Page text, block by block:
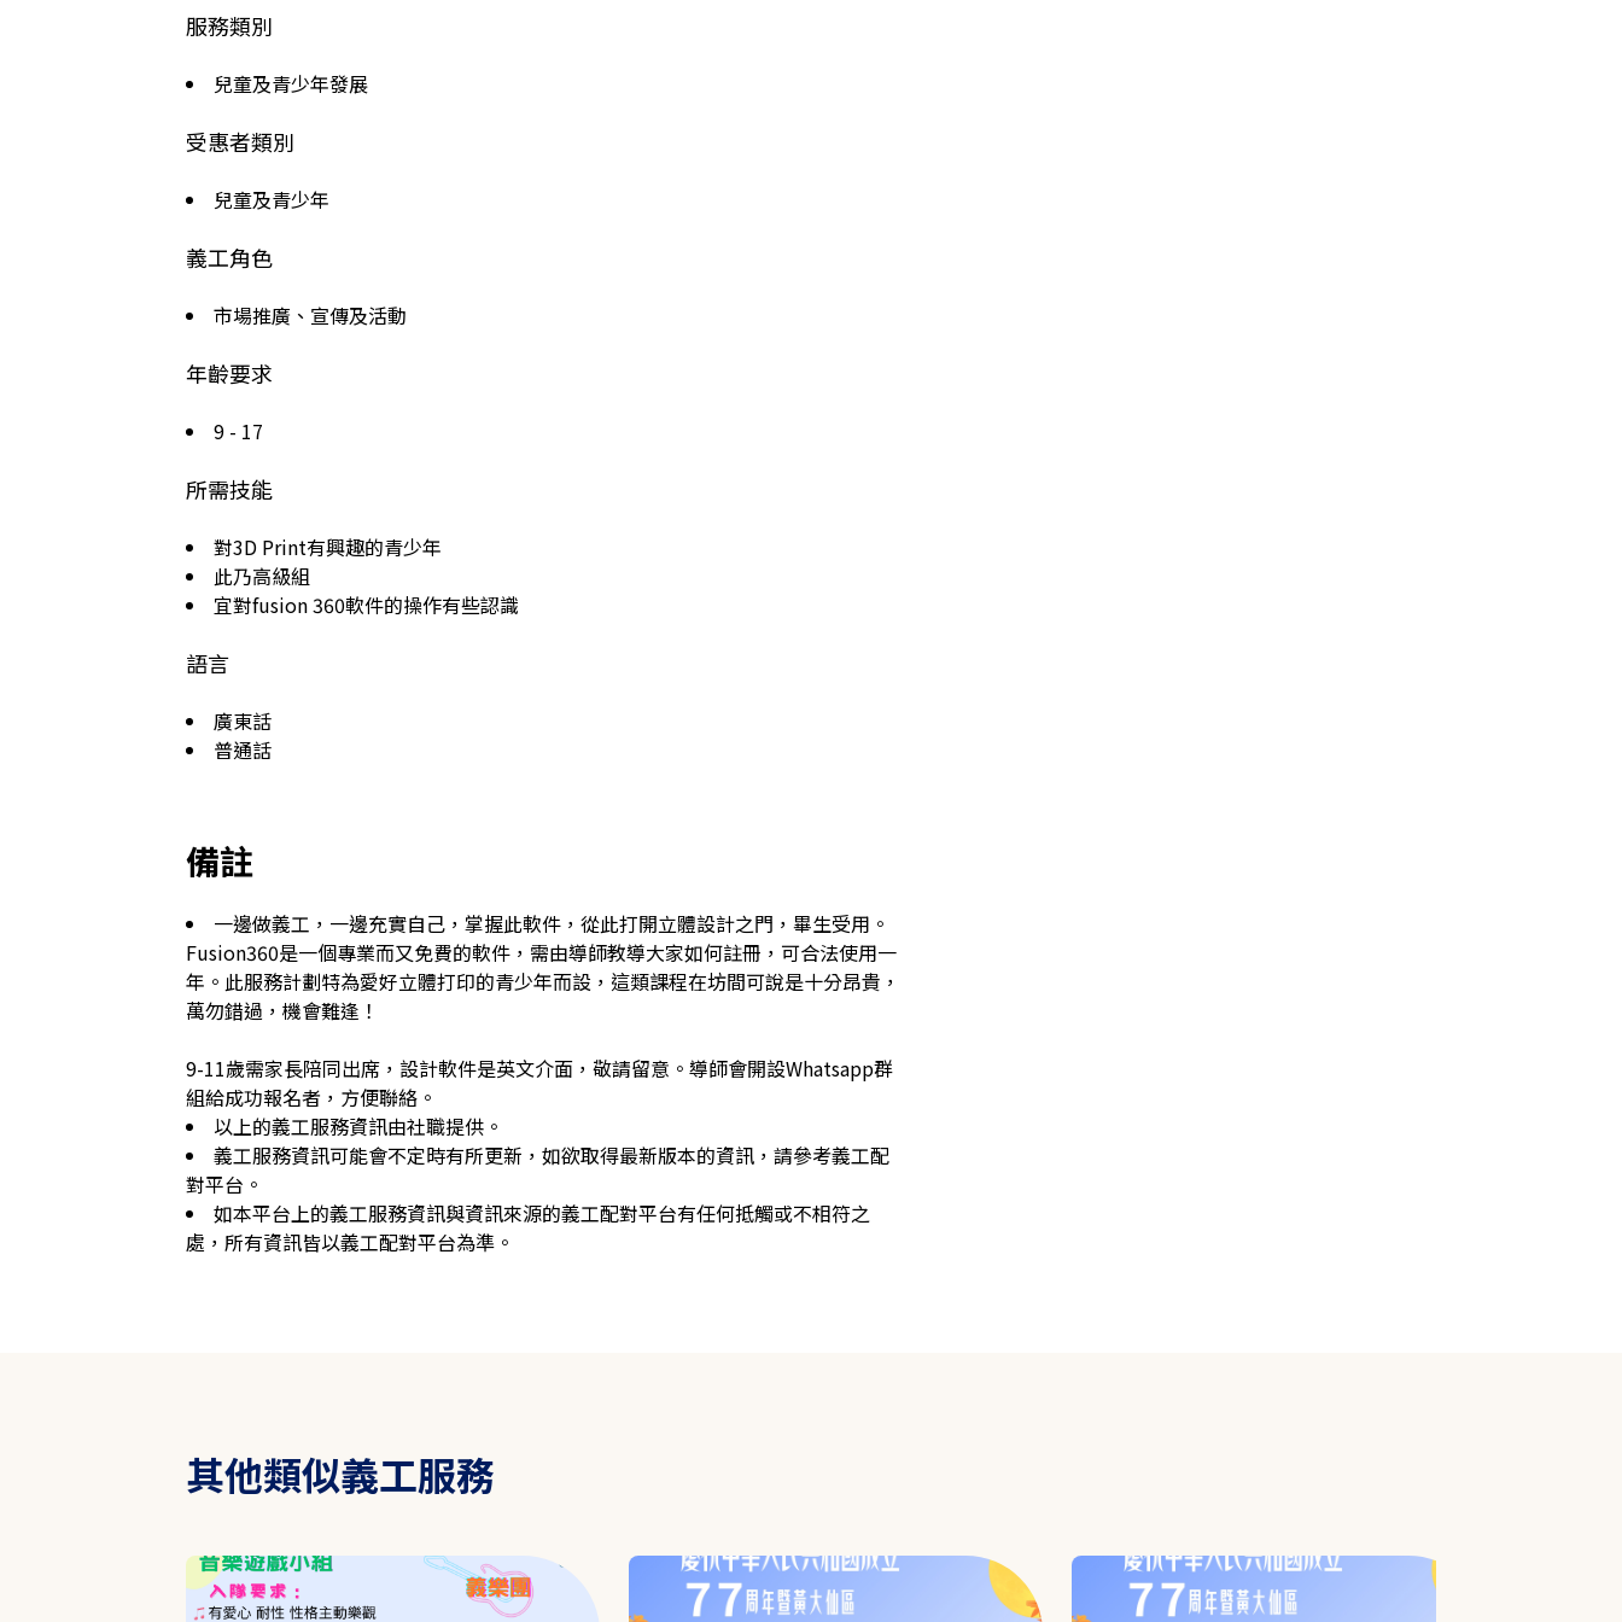
服務類別
兒童及青少年發展
受惠者類別
兒童及青少年
義工角色
市場推廣、宣傳及活動
年齡要求
9 - 17
所需技能
對3D Print有興趣的青少年
此乃高級組
宜對fusion 360軟件的操作有些認識
語言
廣東話
普通話
備註
一邊做義工，一邊充實自己，掌握此軟件，從此打開立體設計之門，畢生受用。
Fusion360是一個專業而又免費的軟件，需由導師教導大家如何註冊，可合法使用一
年。此服務計劃特為愛好立體打印的青少年而設，這類課程在坊間可說是十分昂貴，
萬勿錯過，機會難逢！
9-11歲需家長陪同出席，設計軟件是英文介面，敬請留意。導師會開設Whatsapp群
組給成功報名者，方便聯絡。
以上的義工服務資訊由社職提供。
義工服務資訊可能會不定時有所更新，如欲取得最新版本的資訊，請參考義工配
對平台。
如本平台上的義工服務資訊與資訊來源的義工配對平台有任何抵觸或不相符之
處，所有資訊皆以義工配對平台為準。
其他類似義工服務